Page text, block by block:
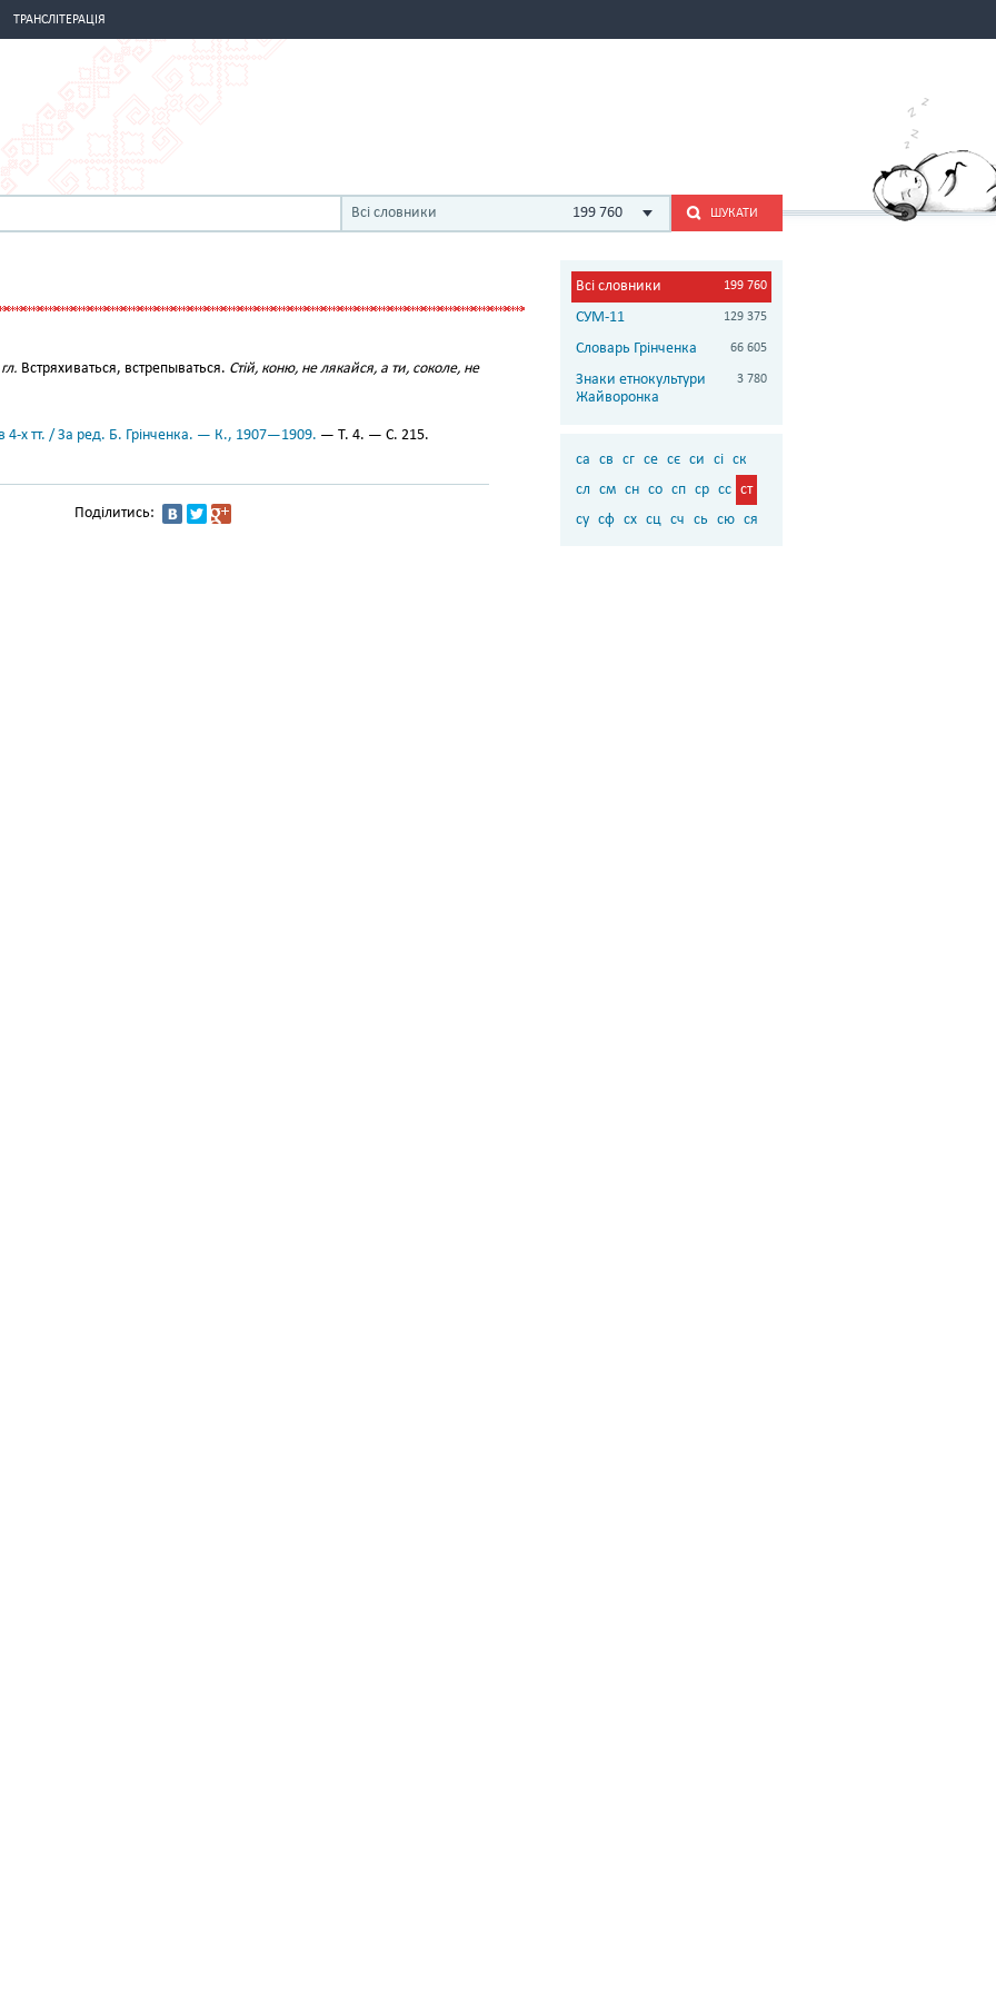
ТРАНСЛІТЕРАЦІЯ
Всі словники 199 760 ШУКАТИ
гл. Встряхиваться, встрепываться. Стій, коню, не лякайся, а ти, соколе, не
4-х тт. / За ред. Б. Грінченка. — К., 1907—1909. — Т. 4. — С. 215.
Поділитись:
Всі словники 199 760
СУМ-11 129 375
Словарь Грінченка 66 605
Знаки етнокультури
Жайворонка
3 780
са св сг се сє си сі ск
сл см сн со сп ср сс ст
су сф сх сц сч сь сю ся